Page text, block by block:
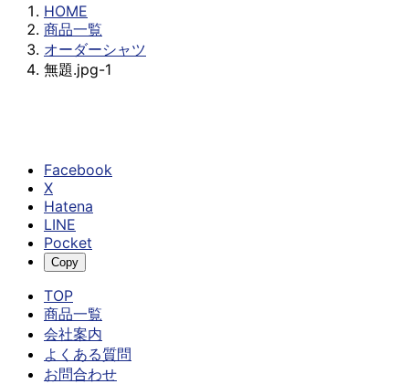
HOME
商品一覧
オーダーシャツ
無題.jpg-1
Facebook
X
Hatena
LINE
Pocket
Copy
TOP
商品一覧
会社案内
よくある質問
お問合わせ